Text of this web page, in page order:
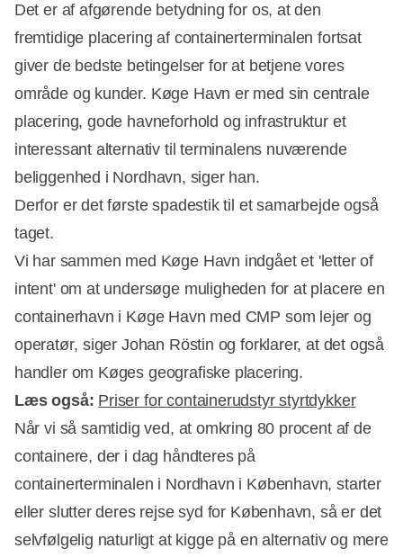
Det er af afgørende betydning for os, at den
fremtidige placering af containerterminalen fortsat
giver de bedste betingelser for at betjene vores
område og kunder. Køge Havn er med sin centrale
placering, gode havneforhold og infrastruktur et
interessant alternativ til terminalens nuværende
beliggenhed i Nordhavn, siger han.
Derfor er det første spadestik til et samarbejde også
taget.
Vi har sammen med Køge Havn indgået et 'letter of
intent' om at undersøge muligheden for at placere en
containerhavn i Køge Havn med CMP som lejer og
operatør, siger Johan Röstin og forklarer, at det også
handler om Køges geografiske placering.
Læs også: Priser for containerudstyr styrtdykker
Når vi så samtidig ved, at omkring 80 procent af de
containere, der i dag håndteres på
containerterminalen i Nordhavn i København, starter
eller slutter deres rejse syd for København, så er det
selvfølgelig naturligt at kigge på en alternativ og mere